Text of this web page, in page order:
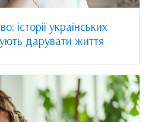
історії українських
дарувати життя